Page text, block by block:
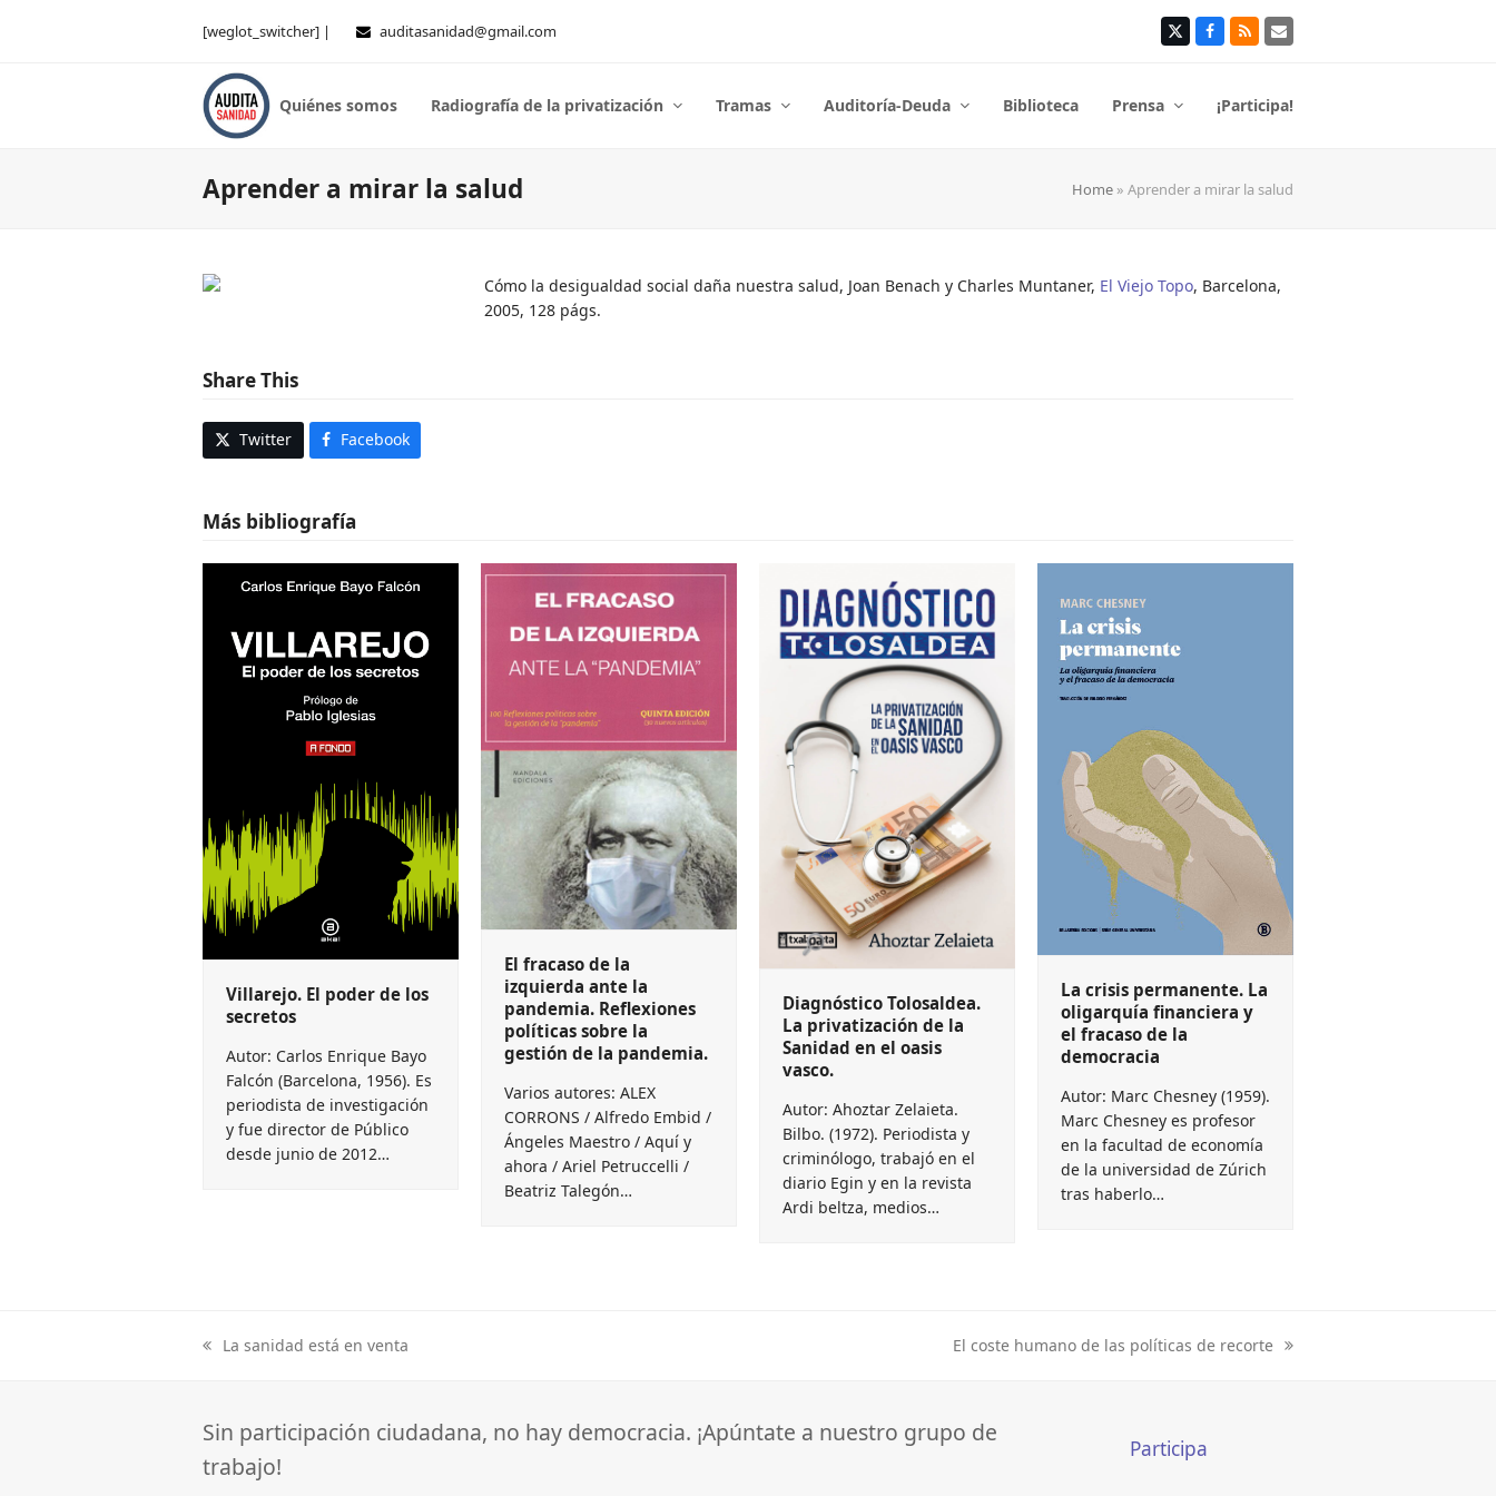
[weglot_switcher] | auditasanidad@gmail.com TwitterFacebook
RSS Correo
Quiénes somos Radiografía de la privatización Tramas Auditoría-Deuda Biblioteca Prensa ¡Participa!
Aprender a mirar la salud Home » Aprender a mirar la salud
Cómo la desigualdad social daña nuestra salud, Joan Benach y Charles Muntaner, El Viejo Topo, Barcelona,
2005, 128 págs.
Share This
Twitter Facebook
Más bibliografía
Villarejo. El poder de los
secretos
Autor: Carlos Enrique Bayo
Falcón (Barcelona, 1956). Es
periodista de investigación
y fue director de Público
desde junio de 2012…
El fracaso de la
izquierda ante la
pandemia. Reflexiones
políticas sobre la
gestión de la pandemia.
Varios autores: ALEX
CORRONS / Alfredo Embid /
Ángeles Maestro / Aquí y
ahora / Ariel Petruccelli /
Beatriz Talegón…
Diagnóstico Tolosaldea.
La privatización de la
Sanidad en el oasis
vasco.
Autor: Ahoztar Zelaieta.
Bilbo. (1972). Periodista y
criminólogo, trabajó en el
diario Egin y en la revista
Ardi beltza, medios…
La crisis permanente. La
oligarquía financiera y
el fracaso de la
democracia
Autor: Marc Chesney (1959).
Marc Chesney es profesor
en la facultad de economía
de la universidad de Zúrich
tras haberlo…
previous
La sanidad está en venta
next
El coste humano de las políticas de recorte
Sin participación ciudadana, no hay democracia. ¡Apúntate a nuestro grupo de
trabajo!
Participa